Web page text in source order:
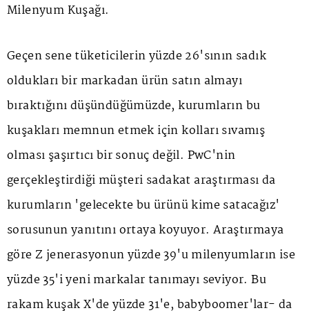
Milenyum Kuşağı.
Geçen sene tüketicilerin yüzde 26'sının sadık
oldukları bir markadan ürün satın almayı
bıraktığını düşündüğümüzde, kurumların bu
kuşakları memnun etmek için kolları sıvamış
olması şaşırtıcı bir sonuç değil. PwC'nin
gerçekleştirdiği müşteri sadakat araştırması da
kurumların 'gelecekte bu ürünü kime satacağız'
sorusunun yanıtını ortaya koyuyor. Araştırmaya
göre Z jenerasyonun yüzde 39'u milenyumların ise
yüzde 35'i yeni markalar tanımayı seviyor. Bu
rakam kuşak X'de yüzde 31'e, babyboomer'lar- da